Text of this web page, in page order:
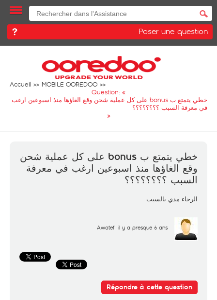
Poser une question
Accueil
MOBILE OOREDOO
Question: «
خطي يتمتع ب bonus على كل عملية شحن وقع الغاؤها منذ اسبوعين ارغب
في معرفة السبب ؟؟؟؟؟؟؟؟
»
خطي يتمتع ب bonus على كل عملية شحن
وقع الغاؤها منذ اسبوعين ارغب في معرفة
السبب ؟؟؟؟؟؟؟؟
الرجاء مدي بالسبب
Awatef il y a presque 6 ans
Répondre à cette question